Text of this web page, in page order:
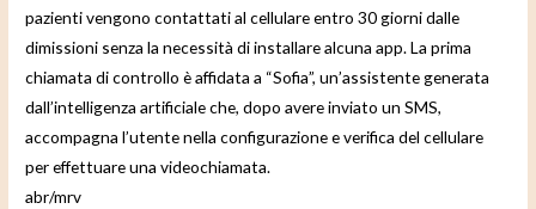
pazienti vengono contattati al cellulare entro 30 giorni dalle
dimissioni senza la necessità di installare alcuna app. La prima
chiamata di controllo è affidata a “Sofia”, un’assistente generata
dall’intelligenza artificiale che, dopo avere inviato un SMS,
accompagna l’utente nella configurazione e verifica del cellulare
per effettuare una videochiamata.
abr/mrv